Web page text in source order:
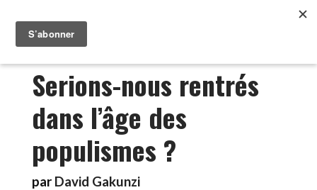
Serions-nous rentrés
dans l’âge des
populismes ?
par David Gakunzi